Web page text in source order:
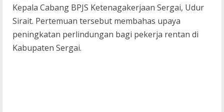
Kepala Cabang BPJS Ketenagakerjaan Sergai, Udur
Sirait. Pertemuan tersebut membahas upaya
peningkatan perlindungan bagi pekerja rentan di
Kabupaten Sergai.